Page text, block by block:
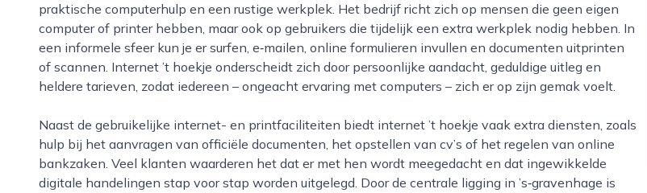
praktische computerhulp en een rustige werkplek. Het bedrijf richt zich op mensen die geen eigen
computer of printer hebben, maar ook op gebruikers die tijdelijk een extra werkplek nodig hebben. In
een informele sfeer kun je er surfen, e‑mailen, online formulieren invullen en documenten uitprinten
of scannen. Internet ’t hoekje onderscheidt zich door persoonlijke aandacht, geduldige uitleg en
heldere tarieven, zodat iedereen – ongeacht ervaring met computers – zich er op zijn gemak voelt.
Naast de gebruikelijke internet- en printfaciliteiten biedt internet ’t hoekje vaak extra diensten, zoals
hulp bij het aanvragen van officiële documenten, het opstellen van cv’s of het regelen van online
bankzaken. Veel klanten waarderen het dat er met hen wordt meegedacht en dat ingewikkelde
digitale handelingen stap voor stap worden uitgelegd. Door de centrale ligging in ’s‑gravenhage is